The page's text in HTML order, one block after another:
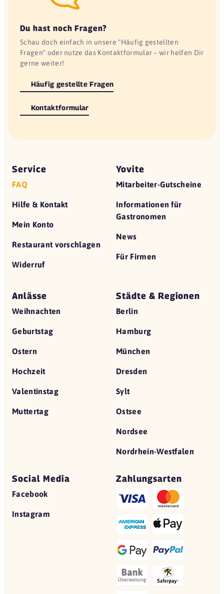
Du hast noch Fragen?
Schau doch einfach in unsere "Häufig gestellten
Fragen" oder nutze das Kontaktformular – wir helfen Dir
gerne weiter!
Häufig gestellte Fragen
Kontaktformular
Service
FAQ
Hilfe & Kontakt
Mein Konto
Restaurant vorschlagen
Widerruf
Yovite
Mitarbeiter-Gutscheine
Informationen für
Gastronomen
News
Für Firmen
Anlässe
Weihnachten
Geburtstag
Ostern
Hochzeit
Valentinstag
Muttertag
Städte & Regionen
Berlin
Hamburg
München
Dresden
Sylt
Ostsee
Nordsee
Nordrhein-Westfalen
Social Media
Facebook
Instagram
Zahlungsarten